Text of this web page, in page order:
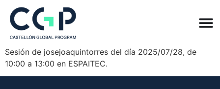
Sesión de josejoaquintorres del día 2025/07/28, de
10:00 a 13:00 en ESPAITEC.